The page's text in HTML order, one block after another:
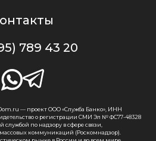
789 43 20
— проект ООО «Служба Банко», ИНН
о регистрации СМИ Эл № ФС77-48328
службой по надзору в сфере связи,
коммуникаций (Роскомнадзор).